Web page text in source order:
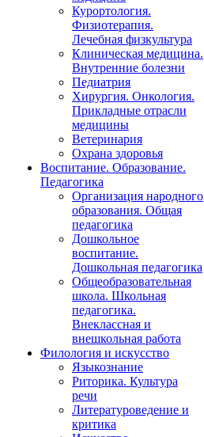
Курортология.
Физиотерапия.
Лечебная физкультура
Клиническая медицина.
Внутренние болезни
Педиатрия
Хирургия. Онкология.
Прикладные отрасли
медицины
Ветеринария
Охрана здоровья
Воспитание. Образование.
Педагогика
Организация народного
образования. Общая
педагогика
Дошкольное
воспитание.
Дошкольная педагогика
Общеобразовательная
школа. Школьная
педагогика.
Внеклассная и
внешкольная работа
Филология и искусство
Языкознание
Риторика. Культура
речи
Литературоведение и
критика